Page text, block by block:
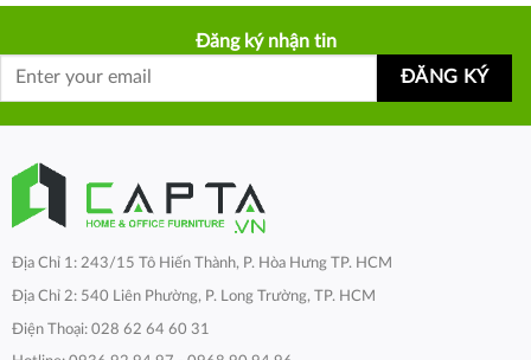
Đăng ký nhận tin
Địa Chỉ 1: 243/15 Tô Hiến Thành, P. Hòa Hưng TP. HCM
Địa Chỉ 2: 540 Liên Phường, P. Long Trường, TP. HCM
Điện Thoại: 028 62 64 60 31